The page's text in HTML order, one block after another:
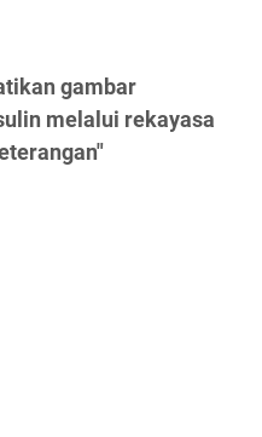
gambar
melalui rekayasa